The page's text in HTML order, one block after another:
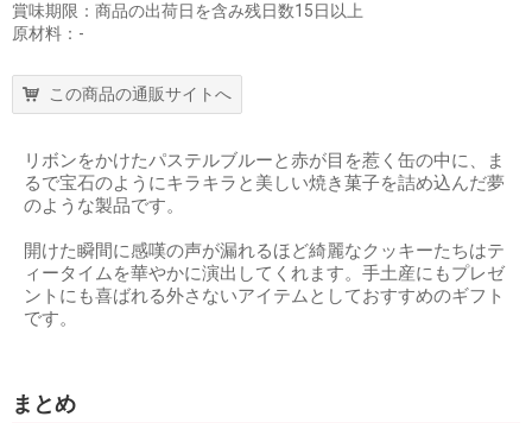
賞味期限：商品の出荷日を含み残日数15日以上
原材料：-
この商品の通販サイトへ
リボンをかけたパステルブルーと赤が目を惹く缶の中に、ま
るで宝石のようにキラキラと美しい焼き菓子を詰め込んだ夢
のような製品です。
開けた瞬間に感嘆の声が漏れるほど綺麗なクッキーたちはテ
ィータイムを華やかに演出してくれます。手土産にもプレゼ
ントにも喜ばれる外さないアイテムとしておすすめのギフト
です。
まとめ